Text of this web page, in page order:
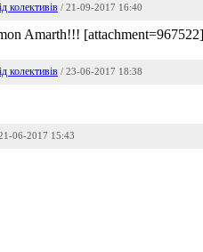
колективів / 21-09-2017 16:40
Amarth!!!
колективів / 23-06-2017 18:38
06-2017 15:43